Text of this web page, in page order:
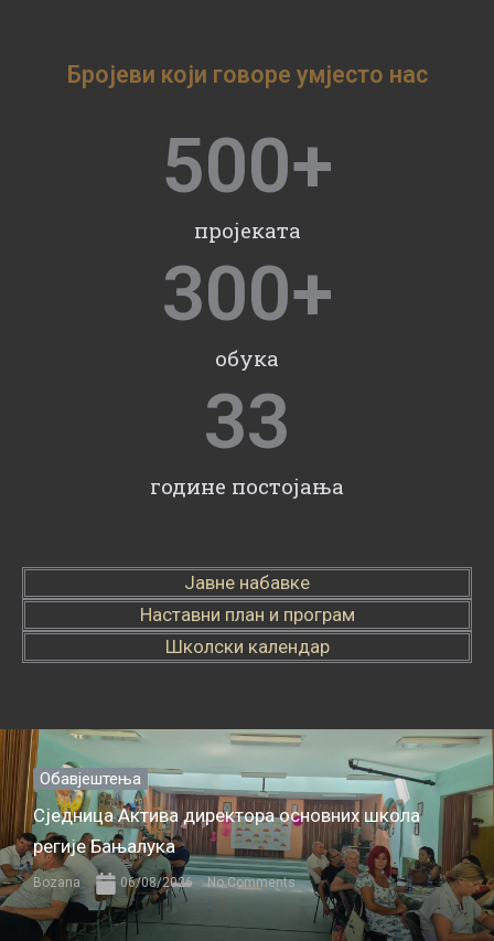
Бројеви који говоре умјесто нас
пројеката
500+
обука
300+
године постојања
33
Јавне набавке
Наставни план и програм
Школски календар
Обавјештења
Сједница Актива директора основних школа
регије Бањалука
Bozana 06/08/2026 No Comments